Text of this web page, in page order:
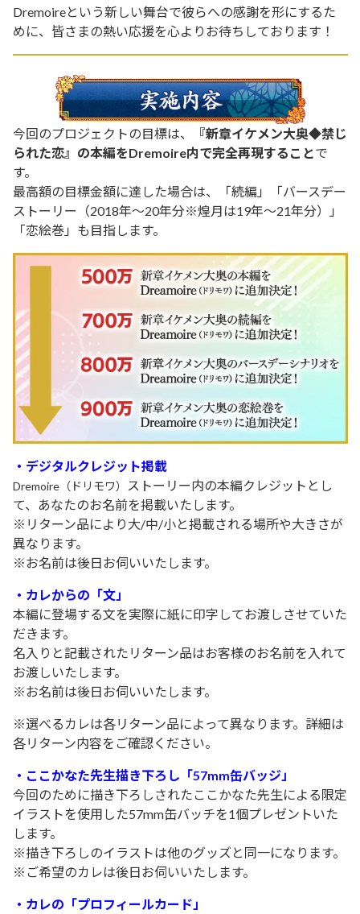
Dremoireという新しい舞台で彼らへの感謝を形にするた
めに、皆さまの熱い応援を心よりお待ちしております！
今回のプロジェクトの目標は、
『新章イケメン大奥◆禁じ
られた恋』の本編をDremoire内で完全再現することで
す。
最高額の目標金額に達した場合は、
「続編」「バースデー
ストーリー（2018年～20年分※煌月は19年～21年分）」
「恋絵巻」も目指します。
・デジタルクレジット掲載
Dremoire（ドリモワ）
ストーリー内の本編クレジットとし
て、あなたのお名前を掲載いたします。
※リターン品により大/中/小と掲載される場所や大きさが
異なります。
※お名前は後日お伺いいたします。
・ カレからの「文」
本編に登場する文を実際に紙に印字してお渡しさせていた
だきます。
名入りと記載されたリターン品はお客様のお名前を入れて
お渡しいたします。
※お名前は後日お伺いいたします。
※選べるカレは各リターン品によって異なります。詳細は
各リターン内容をご確認ください。
・ ここかなた先生描き下ろし「57mm缶バッジ 」
今回のために描き下ろしされたここかなた先生による限定
イラストを使用した57mm缶バッチを1個プレゼントいた
します。
※描き下ろしのイラストは他のグッズと同一になります。
※ご希望のカレは後日お伺いいたします。
・カレの「プロフィールカード」